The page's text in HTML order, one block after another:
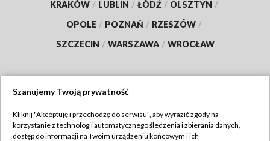
KRAKÓW / LUBLIN / ŁÓDŹ / OLSZTYN /
OPOLE / POZNAŃ / RZESZÓW /
SZCZECIN / WARSZAWA / WROCŁAW
TVP
Szanujemy Twoją prywatność
Kliknij "Akceptuję i przechodzę do serwisu", aby wyrazić zgody na
korzystanie z technologii automatycznego śledzenia i zbierania danych,
dostęp do informacji na Twoim urządzeniu końcowym i ich